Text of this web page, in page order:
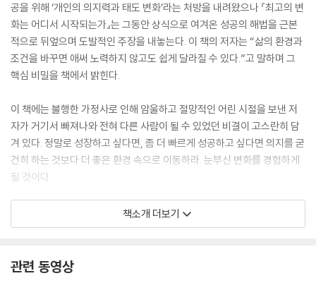
공을 위해 ‘개인의 의지력과 태도 변화’라는 처방을 내려왔으나 『최고의 변
화는 어디서 시작되는가』는 그동안 상식으로 여겨온 성공의 해법을 근본
적으로 뒤엎으며 도발적인 주장을 내놓는다. 이 책의 저자는 “삶의 환경과
조건을 바꾸면 애써 노력하지 않고도 쉽게 달라질 수 있다.”고 말하며 그
핵심 비밀을 책에서 밝힌다.
이 책에는 불행한 가정사로 인해 암울하고 절망적인 어린 시절을 보낸 저
자가 거기서 빠져나와 전혀 다른 사람이 될 수 있었던 비결이 고스란히 담
겨 있다. 정말로 성장하고 싶다면, 좀 더 빠르게 성공하고 싶다면 의지를 굳
건히 하는 것보다 더 좋은 환경 속으로 이동하라. 눈부신 변화를 경험하게
될 것이다.
원하는 바를 성취할 수 있도록 의도적으로 환경을 조성하는 방법을 알려준
다. 또한 환경이 우리에게 어떤 영향을 미치고 우리 삶을 어떻게 변화시키
일상의 변화에서부터 삶의 패러다임 전환을 원하는 이들까지 이 책을 통해
책소개 더보기
관련 동영상